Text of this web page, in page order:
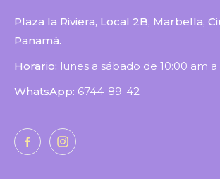
Plaza la Riviera, Local 2B, Marbella,
Panamá.
Horario: lunes a sábado de 10:00 am
WhatsApp: 6744-89-42